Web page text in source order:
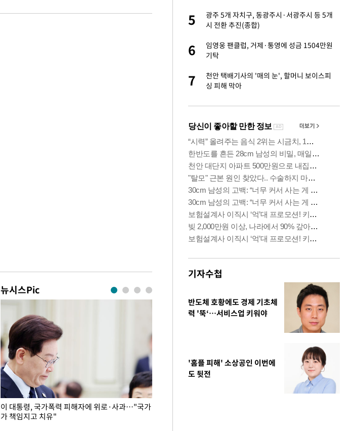
뉴시스Pic
이 대통령, 국가폭력 피해자에 위로·사과…"국가
가 책임지고 치유"
5
與 황희 "버스 하우스 제안…이동 용이한 장
5
광주 5개 자치구, 동광주시·서광주시 등 5개
시 전환 추진(종합)
6
임영웅 팬클럽, 거제·통영에 성금 1504만원
기탁
7
천안 택배기사의 '매의 눈', 할머니 보이스피
싱 피해 막아
기자수첩
반도체 호황에도 경제 기초체
력 '뚝‘…서비스업 키워야
'홈플 피해' 소상공인 이번에
도 뒷전